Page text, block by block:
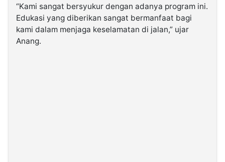
“Kami sangat bersyukur dengan adanya program ini.
Edukasi yang diberikan sangat bermanfaat bagi
kami dalam menjaga keselamatan di jalan,” ujar
Anang.